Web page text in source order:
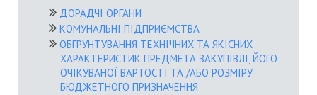
ДОРАДЧІ ОРГАНИ
КОМУНАЛЬНІ ПІДПРИЄМСТВА
ОБГРУНТУВАННЯ ТЕХНІЧНИХ ТА ЯКІСНИХ
ХАРАКТЕРИСТИК ПРЕДМЕТА ЗАКУПІВЛІ, ЙОГО
ОЧІКУВАНОЇ ВАРТОСТІ ТА /АБО РОЗМІРУ
БЮДЖЕТНОГО ПРИЗНАЧЕННЯ